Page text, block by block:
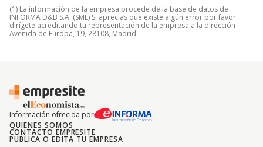
(1) La información de la empresa procede de la base de datos de
INFORMA D&B S.A. (SME) Si aprecias que existe algún error por favor
dirígete acreditando tu representación de la empresa a la dirección
Avenida de Europa, 19, 28108, Madrid.
Información ofrecida por
QUIENES SOMOS
CONTACTO EMPRESITE
PUBLICA O EDITA TU EMPRESA